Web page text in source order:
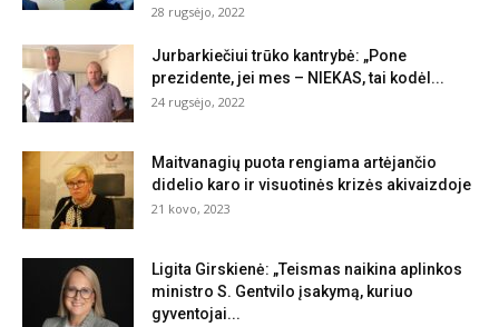
28 rugsėjo, 2022
Jurbarkiečiui trūko kantrybė: „Pone
prezidente, jei mes – NIEKAS, tai kodėl...
24 rugsėjo, 2022
Maitvanagių puota rengiama artėjančio
didelio karo ir visuotinės krizės akivaizdoje
21 kovo, 2023
Ligita Girskienė: „Teismas naikina aplinkos
ministro S. Gentvilo įsakymą, kuriuo
gyventojai...